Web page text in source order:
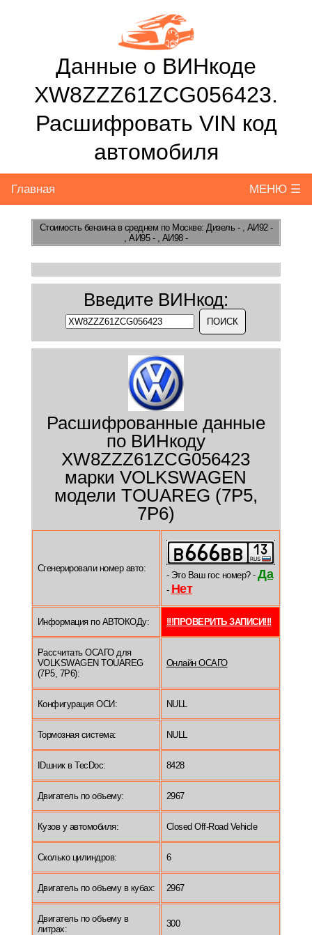
Данные о ВИНкоде
XW8ZZZ61ZCG056423.
Расшифровать VIN код
автомобиля
Главная МЕНЮ ☰
Стоимость бензинав среднем по Москве: Дизель - , АИ92 -
, АИ95 - , АИ98 -
Введите ВИНкод:
Расшифрованные данные
по ВИНкоду
XW8ZZZ61ZCG056423
марки VOLKSWAGEN
модели TOUAREG (7P5,
7P6)
Сгенерировали номер авто:
- Это Ваш гос номер? - Да
- Нет
Информация по АВТОКОДу: !!!ПРОВЕРИТЬ ЗАПИСИ!!!
Рассчитать ОСАГО для
VOLKSWAGEN TOUAREG
(7P5, 7P6):
Онлайн ОСАГО
Конфигурация ОСИ: NULL
Тормозная система: NULL
IDшник в TecDoc: 8428
Двигатель по объему: 2967
Кузов у автомобиля: Closed Off-Road Vehicle
Сколько цилиндров: 6
Двигатель по объему в кубах: 2967
Двигатель по объему в
литрах:
300